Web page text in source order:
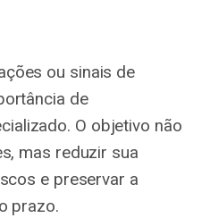
ou sinais de
de
O objetivo não
mas reduzir sua
e preservar a
prazo.